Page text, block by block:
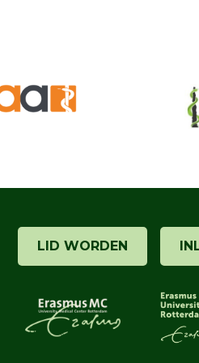
LID WORDEN